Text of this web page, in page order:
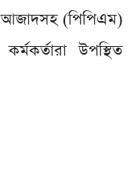
(পিপিএম)
উপস্থিত